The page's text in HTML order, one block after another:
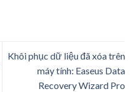
Khôi phục dữ liệu đã xóa trên
máy tính: Easeus Data
Recovery Wizard Pro